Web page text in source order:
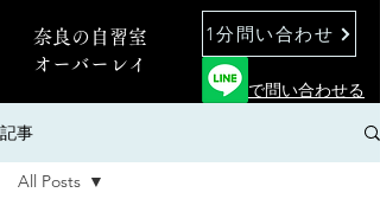
奈良の自習室
オーバーレイ
1分問い合わせ
で問い合わせる
記事
All Posts